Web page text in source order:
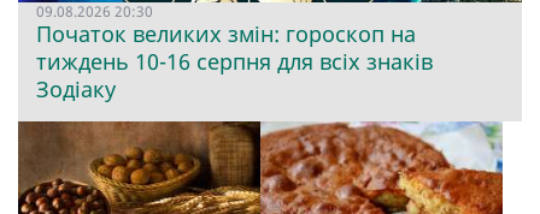
09.08.2026 20:30
Початок великих змін: гороскоп на
тиждень 10-16 серпня для всіх знаків
Зодіаку